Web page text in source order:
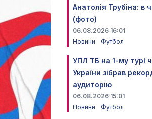
Анатолія Трубіна: в
(фото)
06.08.2026 16:01
Новини
Футбол
УПЛ ТБ на 1-му турі
України зібрав
аудиторію
06.08.2026 15:01
Новини
Футбол